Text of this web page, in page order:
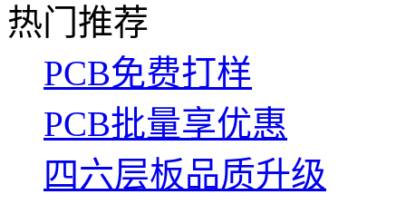
热门推荐
PCB免费打样
PCB批量享优惠
四六层板品质升级